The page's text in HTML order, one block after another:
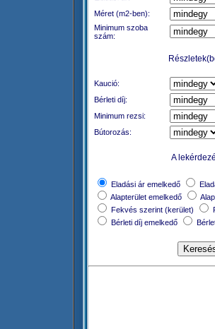
Méret (m2-ben):
Minimum szoba
szám:
Kaució:
Bérleti díj:
Minimum rezsi:
Bútorozás:
A
Eladási ár emelkedő
Alapterület emelkedő
Fekvés szerint (kerület)
Bérleti díj emelkedő